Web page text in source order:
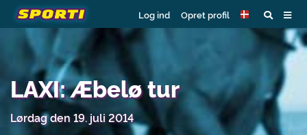
Log ind Opret profil
LAXI: Æbelø tur
Lørdag den 19. juli 2014